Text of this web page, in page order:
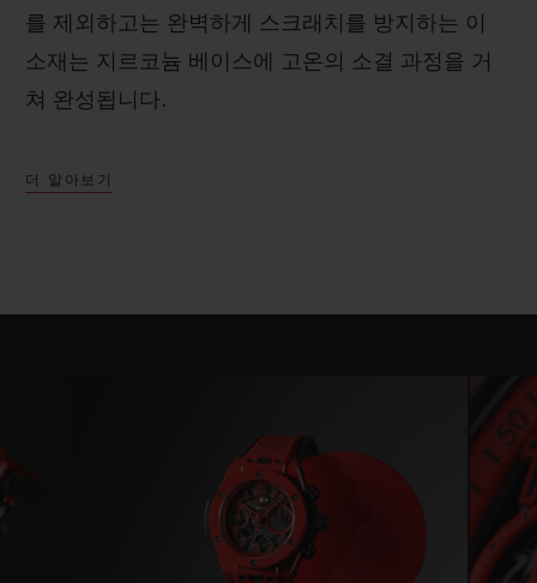
를 제외하고는 완벽하게 스크래치를 방지하는 이
소재는 지르코늄 베이스에 고온의 소결 과정을 거
쳐 완성됩니다.
더 알아보기